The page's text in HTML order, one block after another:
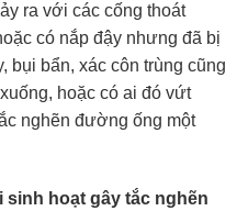
ra với các cống thoát
có nắp đậy nhưng đã bị
bụi bẩn, xác côn trùng cũng
hoặc có ai đó vứt
nghẽn đường ống một
sinh hoạt gây tắc nghẽn